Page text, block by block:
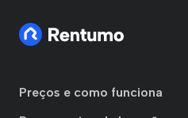
Preços e como funciona